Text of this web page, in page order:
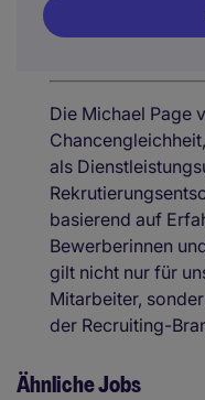
Die Michael Page
als
basierend auf
Bewerberinnen
gilt nicht nur für
Mitarbeiter,
der Recruiting-
Ähnliche Jobs